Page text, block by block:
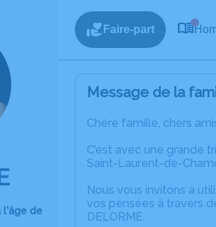
l'âge de
Faire-part
Message de la
Chère famille, chers
C’est avec une grande
Saint-Laurent-de-
Nous vous invitons à
vos pensées à travers
DELORME.